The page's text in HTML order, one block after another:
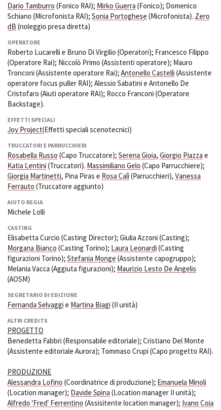
Dario Tamburro (Fonico RAI); Mirko Guerra (Fonico); Domenico
Schiano (Microfonista RAI); Sonia Portoghese (Microfonista). Zero
dB (noleggio presa diretta)
OPERATORE
Roberto Lucarelli e Bruno Di Virgilio (Operatori); Francesco Filippo
(Operatore Rai); Niccolò Primo (Assistenti operatore); Mauro
Tronconi (Assistente operatore Rai); Antonello Castelli (Assistente
operatore focus puller RAI); Alessio Sabatini e Antonello De
Cristofaro (Aiuti operatore RAI); Rocco Franconi (Operatore
Backstage).
EFFETTI SPECIALI
Joy Project(Effetti speciali scenotecnici)
TRUCCATORI E PARRUCCHIERI
Rosabella Russo (Capo Truccatore); Serena Gioia, Giorgio Piazza e
Katia Lentini (Truccatori). Massimiliano Gelo (Capo Parrucchiere);
Giorgia Martinetti, Pina Piras e Rosa Calì (Parrucchieri), Vanessa
Ferrauto (Truccatore aggiunto)
AIUTO REGIA
Michele Lolli
CASTING
Elisabetta Curcio (Casting Director); Giulia Azzoni (Casting);
Morgana Bianco (Casting Torino); Laura Leonardi (Casting
figurazioni Torino); Stefania Monge (Assistente capogruppo);
Melania Vacca (Aggiuta figurazioni); Maurizio Lesto De Angelis
(AOSM)
SEGRETARIO DI EDIZIONE
Fernanda Selvaggi e Martina Biagi (II unità)
ALTRI CREDITS
PROGETTO
Benedetta Fabbri (Responsabile editoriale); Cristiano Del Monte
(Assistente editoriale Aurora); Tommaso Crupi (Capo progetto RAI).
PRODUZIONE
Alessandra Lofino (Coordinatrice di produzione); Emanuela Minoli
(Location manager); Davide Spina (Location manager II unità);
Alfredo 'Fred' Ferrentino (Assisitente location manager); Ivano Coia